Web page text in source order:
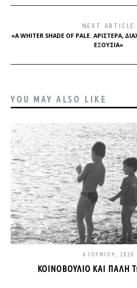
NEXT ARTICLE
«A WHITER SHADE OF PALE. ΑΡΙΣΤΕΡΑ,
ΕΞΟΥΣΙΑ»
YOU MAY ALSO LIKE
6 ΙΟΥΝΊΟΥ, 2026
ΚΟΙΝΟΒΟΎΛΙΟ ΚΑΙ ΠΆΛΗ